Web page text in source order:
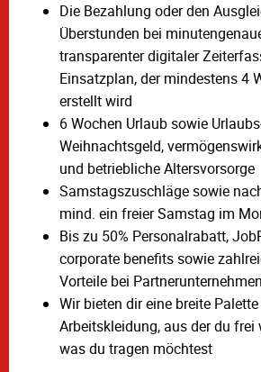
Die Bezahlung oder den
Überstunden bei
transparenter digitaler
Einsatzplan, der mindestens 4
erstellt wird
6 Wochen Urlaub sowie
Weihnachtsgeld,
und betriebliche Altersvorsorge
Samstagszuschläge sowie
mind. ein freier Samstag im
Bis zu 50% Personalrabatt,
corporate benefits sowie
Vorteile bei Partnerunternehmen
Wir bieten dir eine breite
Arbeitskleidung, aus der du frei
was du tragen möchtest